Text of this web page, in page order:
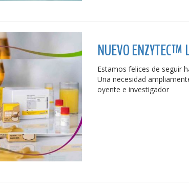
NUEVO ENZYTEC™
Estamos felices de seguir
Una necesidad
oyente e investigador